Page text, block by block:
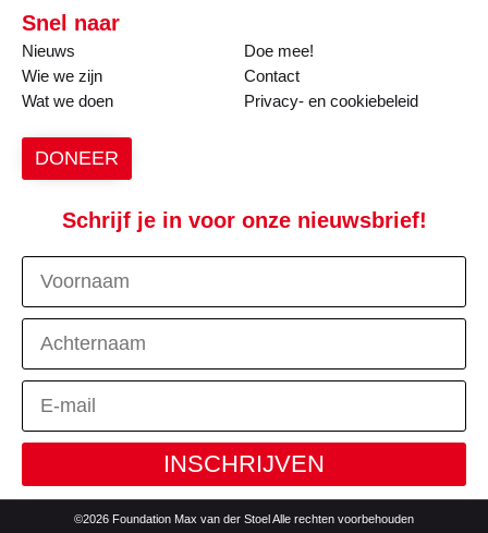
Snel naar
Nieuws
Wie we zijn
Wat we doen
Doe mee!
Contact
Privacy- en cookiebeleid
DONEER
Schrijf je in voor onze nieuwsbrief!
INSCHRIJVEN
©2026 Foundation Max van der Stoel Alle rechten voorbehouden